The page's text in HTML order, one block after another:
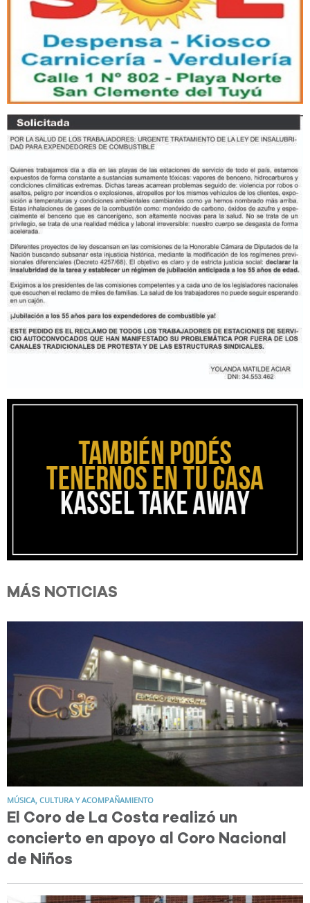
MÁS NOTICIAS
MÚSICA, CULTURA Y ACOMPAÑAMIENTO
El Coro de La Costa realizó un
concierto en apoyo al Coro Nacional
de Niños